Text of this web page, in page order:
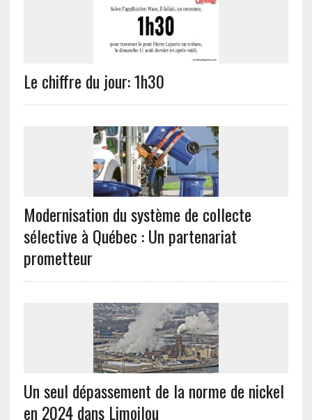
Le chiffre du jour: 1h30
Modernisation du système de collecte
sélective à Québec : Un partenariat
prometteur
Un seul dépassement de la norme de nickel
en 2024 dans Limoilou